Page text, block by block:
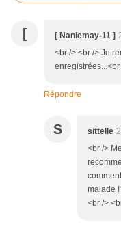
[ [ Naniemay-11 ]
<br /> <br /> Je
Répondre
S sittelle
<br />
malade
<br />